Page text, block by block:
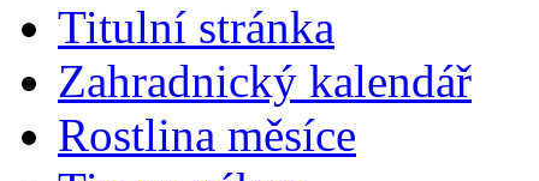
Titulní stránka
Zahradnický kalendář
Rostlina měsíce